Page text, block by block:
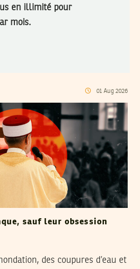
en illimité pour
mois.
01 Aug 2026
sauf leur obsession
des coupures d’eau et